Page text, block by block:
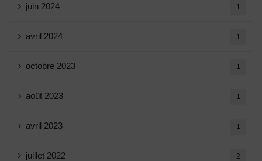
juin 2024 1
avril 2024 1
octobre 2023 1
août 2023 1
avril 2023 1
juillet 2022 2